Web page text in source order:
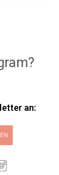
an: